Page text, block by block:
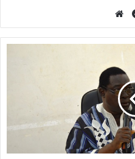
u
E